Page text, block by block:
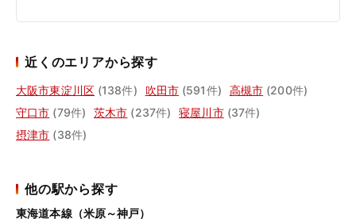
近くのエリアから探す
大阪市東淀川区 (138件) 吹田市 (591件) 高槻市 (200件)
守口市 (79件) 茨木市 (237件) 寝屋川市 (37件)
摂津市 (38件)
他の駅から探す
東海道本線（米原～神戸）